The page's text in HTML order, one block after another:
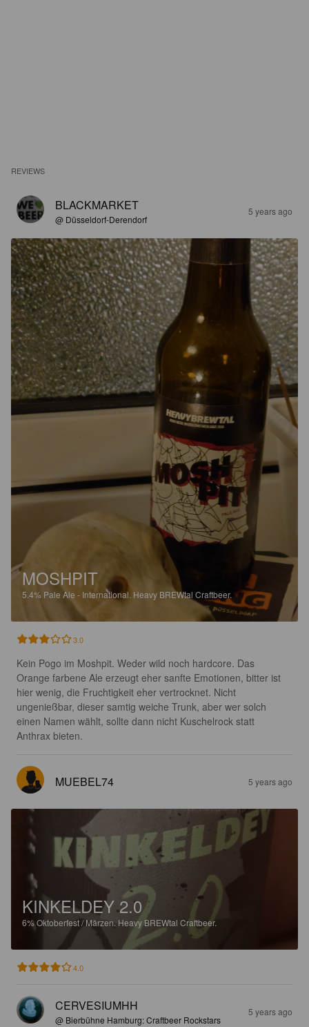
REVIEWS
BLACKMARKET
@ Düsseldorf-Derendorf
5 years ago
MOSHPIT
5.4% Pale Ale - International. Heavy BREWtal Craftbeer.
3.0
Kein Pogo im Moshpit. Weder wild noch hardcore. Das
Orange farbene Ale erzeugt eher sanfte Emotionen, bitter ist
hier wenig, die Fruchtigkeit eher vertrocknet. Nicht
ungenießbar, dieser samtig weiche Trunk, aber wer solch
einen Namen wählt, sollte dann nicht Kuschelrock statt
Anthrax bieten.
MUEBEL74 5 years ago
KINKELDEY 2.0
6%Oktoberfest / Märzen. Heavy BREWtal Craftbeer.
4.0
CERVESIUMHH
@ Bierbühne Hamburg: Craftbeer Rockstars
5 years ago